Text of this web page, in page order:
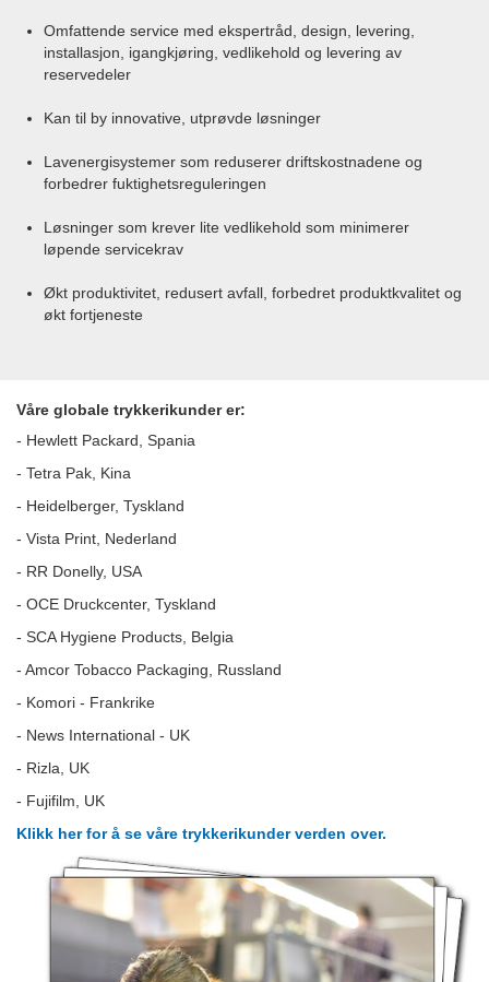
Omfattende service med ekspertråd, design, levering,
installasjon, igangkjøring, vedlikehold og levering av
reservedeler
Kan til by innovative, utprøvde løsninger
Lavenergisystemer som reduserer driftskostnadene og
forbedrer fuktighetsreguleringen
Løsninger som krever lite vedlikehold som minimerer
løpende servicekrav
Økt produktivitet, redusert avfall, forbedret produktkvalitet og
økt fortjeneste
Våre globale trykkerikunder er:
- Hewlett Packard, Spania
- Tetra Pak, Kina
- Heidelberger, Tyskland
- Vista Print, Nederland
- RR Donelly, USA
- OCE Druckcenter, Tyskland
- SCA Hygiene Products, Belgia
- Amcor Tobacco Packaging, Russland
- Komori - Frankrike
- News International - UK
- Rizla, UK
- Fujifilm, UK
Klikk her for å se våre trykkerikunder verden over.